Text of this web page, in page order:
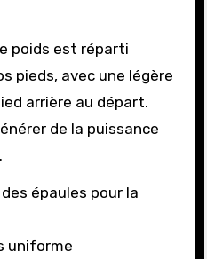
poids est réparti
pieds, avec une légère
arrière au départ.
de la puissance
épaules pour la
uniforme